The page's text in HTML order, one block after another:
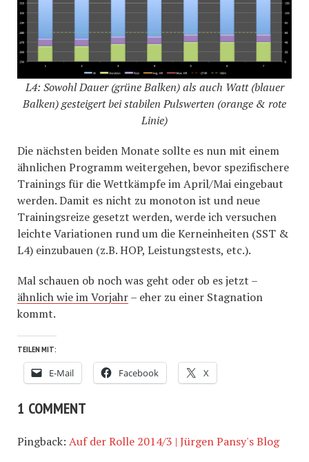
L4: Sowohl Dauer (grüne Balken) als auch Watt (blauer
Balken) gesteigert bei stabilen Pulswerten (orange & rote
Linie)
Die nächsten beiden Monate sollte es nun mit einem
ähnlichen Programm weitergehen, bevor spezifischere
Trainings für die Wettkämpfe im April/Mai eingebaut
werden. Damit es nicht zu monoton ist und neue
Trainingsreize gesetzt werden, werde ich versuchen
leichte Variationen rund um die Kerneinheiten (SST &
L4) einzubauen (z.B. HOP, Leistungstests, etc.).
Mal schauen ob noch was geht oder ob es jetzt –
ähnlich wie im Vorjahr– eher zu einer Stagnation
kommt.
TEILEN MIT:
E-Mail Facebook X
1 COMMENT
Pingback: Auf der Rolle 2014/3 | Jürgen Pansy's Blog